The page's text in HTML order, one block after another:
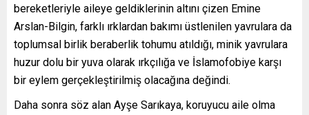
bereketleriyle aileye geldiklerinin altını çizen Emine
Arslan-Bilgin, farklı ırklardan bakımı üstlenilen yavrulara da
toplumsal birlik beraberlik tohumu atıldığı, minik yavrulara
huzur dolu bir yuva olarak ırkçılığa ve İslamofobiye karşı
bir eylem gerçekleştirilmiş olacağına değindi.
Daha sonra söz alan Ayşe Sarıkaya, koruyucu aile olma